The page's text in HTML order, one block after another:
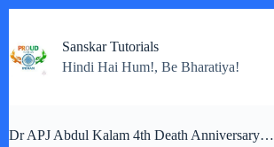
content
Sanskar Tutorials
Hindi Hai Hum!, Be Bharatiya!
Dr APJ Abdul Kalam 4th Death Anniversary…